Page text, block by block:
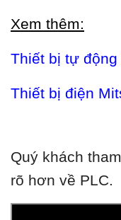
Xem thêm:
Thiết bị tự động
Thiết bị điện
Quý khách
rõ hơn về PLC.